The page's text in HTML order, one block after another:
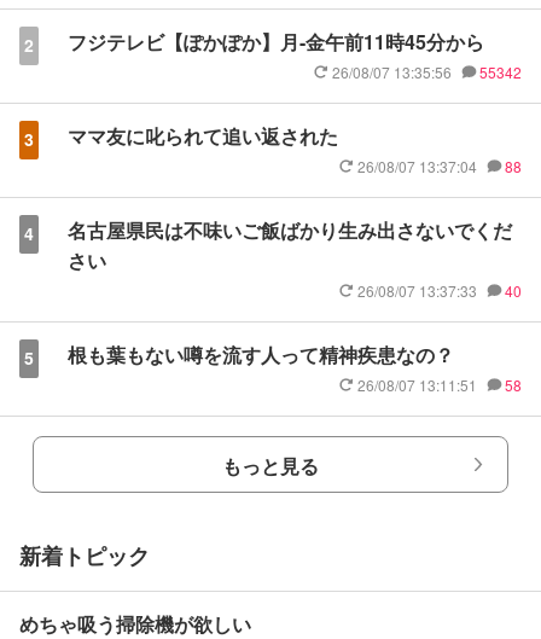
2 フジテレビ【ぽかぽか】月-金午前11時45分から
26/08/07 13:35:56 55342
3 ママ友に叱られて追い返された
26/08/07 13:37:04 88
4
名古屋県民は不味いご飯ばかり生み出さないでくだ
さい
26/08/07 13:37:33 40
5 根も葉もない噂を流す人って精神疾患なの？
26/08/07 13:11:51 58
もっと見る
新着トピック
めちゃ吸う掃除機が欲しい